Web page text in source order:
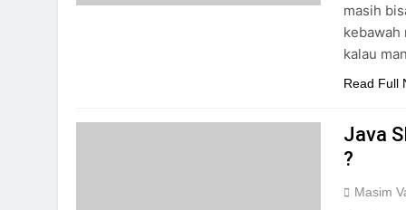
masih
kebawah
kalau
Read Full
Java
?
Masim